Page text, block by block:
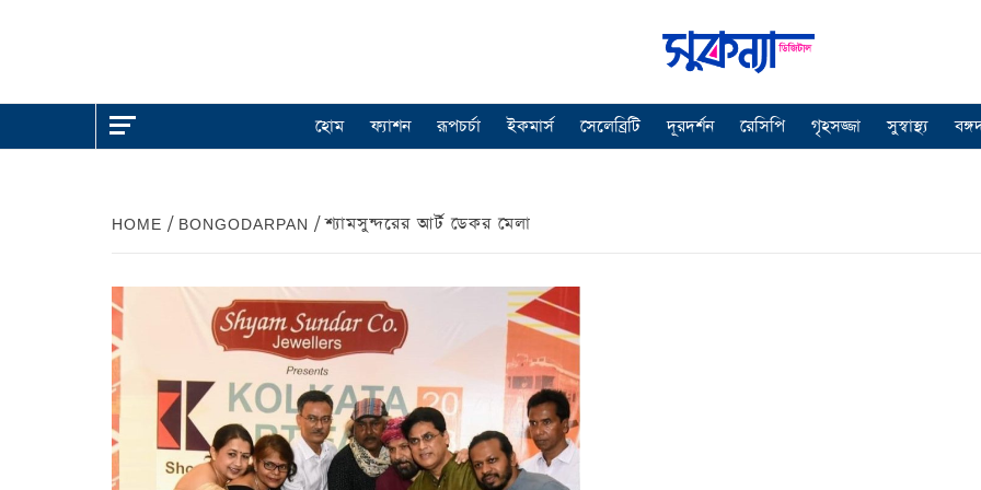
হোম ফ্যাশন রূপচর্চা ইকমার্স সেলেব্রিটি দূরদর্শন রেসিপি গৃহসজ্জা সুস্বাস্থ্য
HOME BONGODARPAN শ্যামসুন্দরের আর্ট ডেকর মেলা